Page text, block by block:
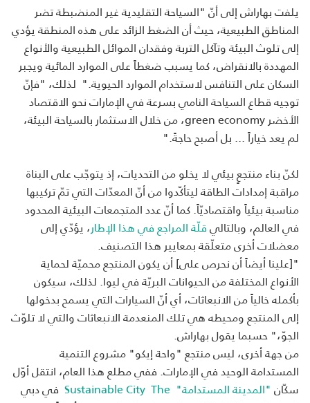
يلفت بهاراش إلى أنّ "السياحة التقليدية غير المنضبطة تضر
المناطق الطبيعية، حيث أن الضغط الزائد على هذه المنطقة يؤدي
إلى تلوث البيئة وتآكل التربة وفقدان الموائل الطبيعية والأنواع
المهددة بالانقراض، كما يسبب ضغطاً على الموارد المائية ويجبر
السكان على التنافس لاستخدام الموارد الحيوية." لذلك، "فإنّ
توجيه قطاع السياحة النامي بسرعة في الإمارات نحو الاقتصاد
الأخضرgreen economy، من خلال الاستثمار بالسياحة البيئة،
لم يعد خياراً ... بل أصبح حاجةً."
لكنّ بناء منتجعٍ بيئي لا يخلو من التحديات، إذ يتوجّب على البناة
مراقبة إمدادات الطاقة ليتأكّدوا من أنّ المعدّات التي تمّ تركيبها
مناسبة بيئياً واقتصاديّاً. كما أنّ عدد المتجمعات البيئية المحدود
في العالم، وبالتاليقلّة المراجع في هذا الإطار، يؤدّي إلى
معضلات أخرى متعلّقة بمعايير هذا التصنيف.
"[علينا أيضاً أن نحرص على] أن يكون المنتجع محميّة لحماية
الأنواع المختلفة من الحيوانات البريّة في ليوا. لذلك، سيكون
بأكمله خالياً من الانبعاثات، أي أنّ السيارات التي يسمح بدخولها
إلى المنتجع ومحيطه هي تلك المنعدمة الانبعاثات والتي لا تلوّث
الجوّ،" حسبما يقول بهاراش.
من جهة أخرى، ليس منتجع "واحة إيكو" مشروع التنمية
المستدامة الوحيد في الإمارات. ففي مطلع هذا العام، انتقل أوّل
سكّان"المدينة المستدامة" The
Sustainable City في دبي